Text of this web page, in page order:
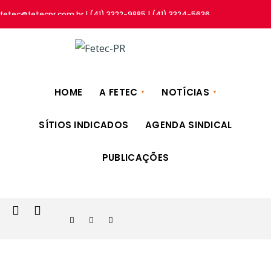
fetec@fetecpr.com.br | (41) 3322-9885 | (41) 3324-5636
HOME A FETEC NOTÍCIAS
SÍTIOS INDICADOS AGENDA SINDICAL
PUBLICAÇÕES